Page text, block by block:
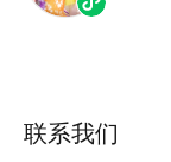
联系我们